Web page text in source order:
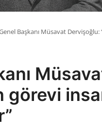
Başkanı Müsavat